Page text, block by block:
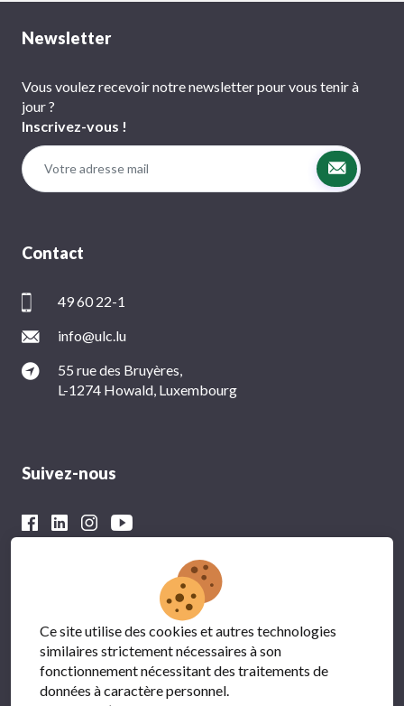
Newsletter
Vous voulez recevoir notre newsletter pour vous tenir à
jour ?
Inscrivez-vous !
Contact
49 60 22-1
info@ulc.lu
55 rue des Bruyères,
L-1274 Howald, Luxembourg
Suivez-nous
Avec le soutien financier du
Ce site utilise des cookies et autres technologies
similaires strictement nécessaires à son
fonctionnement nécessitant des traitements de
données à caractère personnel.